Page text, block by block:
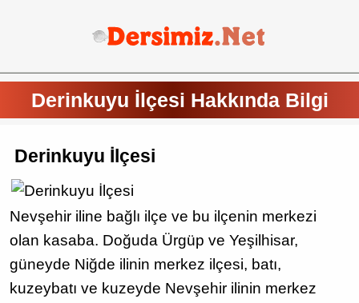
Derinkuyu İlçesi Hakkında Bilgi
Derinkuyu İlçesi
Nevşehir iline bağlı ilçe ve bu ilçenin merkezi
olan kasaba. Doğuda Ürgüp ve Yeşilhisar,
güneyde Niğde ilinin merkez ilçesi, batı,
kuzeybatı ve kuzeyde Nevşehir ilinin merkez